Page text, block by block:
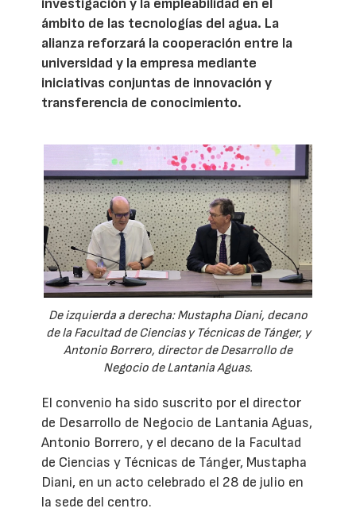
ámbito de las tecnologías del agua. La
alianza reforzará la cooperación entre la
universidad y la empresa mediante
iniciativas conjuntas de innovación y
transferencia de conocimiento.
De izquierda a derecha: Mustapha Diani, decano
de la Facultad de Ciencias y Técnicas de Tánger, y
Antonio Borrero, director de Desarrollo de
Negocio de Lantania Aguas.
El convenio ha sido suscrito por el director
de Desarrollo de Negocio de Lantania Aguas,
Antonio Borrero, y el decano de la Facultad
de Ciencias y Técnicas de Tánger, Mustapha
Diani, en un acto celebrado el 28 de julio en
la sede del centro.